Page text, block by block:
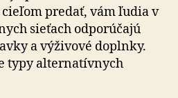
cieľom predať, vám ľudia v
sieťach odporúčajú
a výživové doplnky.
typy alternatívnych